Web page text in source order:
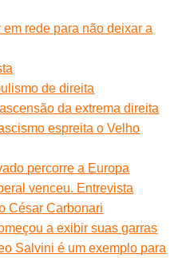
rede para não deixar a
de direita
da extrema direita
espreita o Velho
percorre a Europa
venceu. Entrevista
César Carbonari
a exibir suas garras
Salvini é um exemplo para